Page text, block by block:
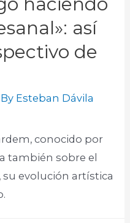
así
de
Esteban Dávila
conocido por
también sobre el
evolución artística